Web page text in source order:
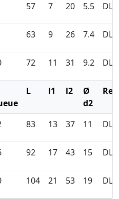
57 7 20 5.5 DLC
63 9 26 7.4 DLC
72 11 31 9.2 DLC
L l1 l2
Ø
d2
83 13 37 11 DLC
92 17 43 15 DLC
104 21 53 19 DLC